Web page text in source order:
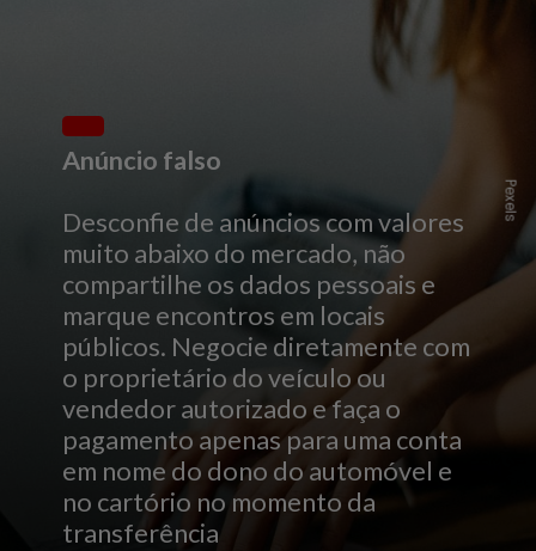
Anúncio falso
Desconfie de anúncios com valores
muito abaixo do mercado, não
compartilhe os dados pessoais e
marque encontros em locais
públicos. Negocie diretamente com
o proprietário do veículo ou
vendedor autorizado e faça o
pagamento apenas para uma conta
em nome do dono do automóvel e
no cartório no momento da
transferência
Pexels